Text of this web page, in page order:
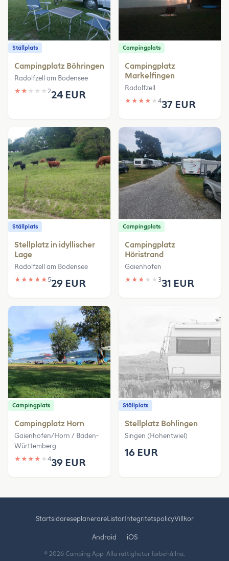
Ställplats
Campingplatz Böhringen
Radolfzell am Bodensee
★ ★ ★ ★ ★ 224 EUR
Campingplats
Campingplatz
Markelfingen
Radolfzell
★ ★ ★ ★ ★ 437 EUR
Ställplats
Stellplatz in idyllischer
Lage
Radolfzell am Bodensee
★ ★ ★ ★ ★529 EUR
Campingplats
Campingplatz
Höristrand
Gaienhofen
★ ★ ★ ★ ★ 331 EUR
Campingplats
Campingplatz Horn
Gaienhofen/Horn / Baden-
Württemberg
★ ★ ★ ★ ★ 439 EUR
Ställplats
Stellplatz Bohlingen
Singen (Hohentwiel)
16 EUR
StartsidareseplanerareListorIntegritetspolicyVillkor
Android iOS
© 2026 Camping App. Alla rättigheter förbehållna.